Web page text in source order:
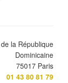
la République
Dominicaine
75017 Paris
01 43 80 81 79